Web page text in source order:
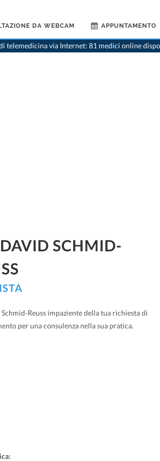
DA WEBCAM APPUNTAMENTO
telemedicina via Internet: 81 medici online
SCHMID-
Reuss impaziente della tua richiesta di
per una consulenza nella sua pratica.